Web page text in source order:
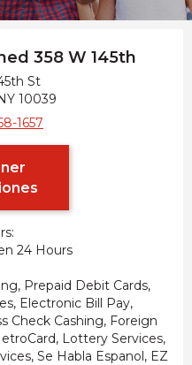
358 W 145th
St
10039
1657
24 Hours
Prepaid Debit Cards,
Electronic Bill Pay,
Check Cashing, Foreign
Lottery Services,
Se Habla Espanol, EZ